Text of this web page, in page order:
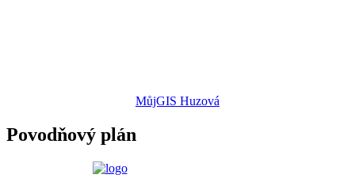
MůjGIS Huzová
Povodňový plán